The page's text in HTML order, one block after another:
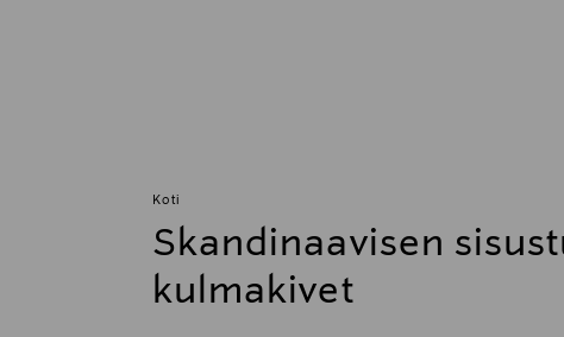
Koti
Skandinaavisen
kulmakivet